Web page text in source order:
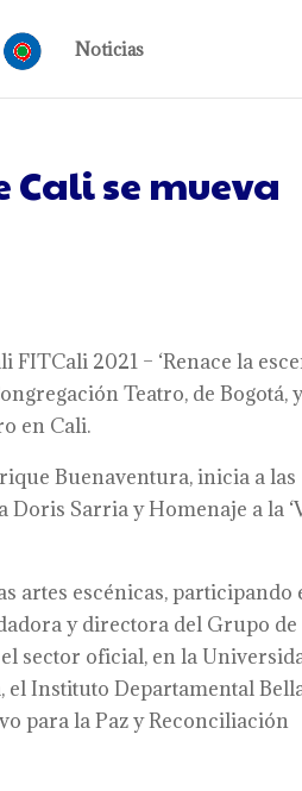
Noticias
se mueva
2021 – ‘Renace la
Teatro, de Bogotá,
en Cali.
Buenaventura, inicia a las
Doris Sarria y Homenaje a la
artes escénicas, participando
y directora del Grupo de
sector oficial, en la
el Instituto Departamental
para la Paz y Reconciliación